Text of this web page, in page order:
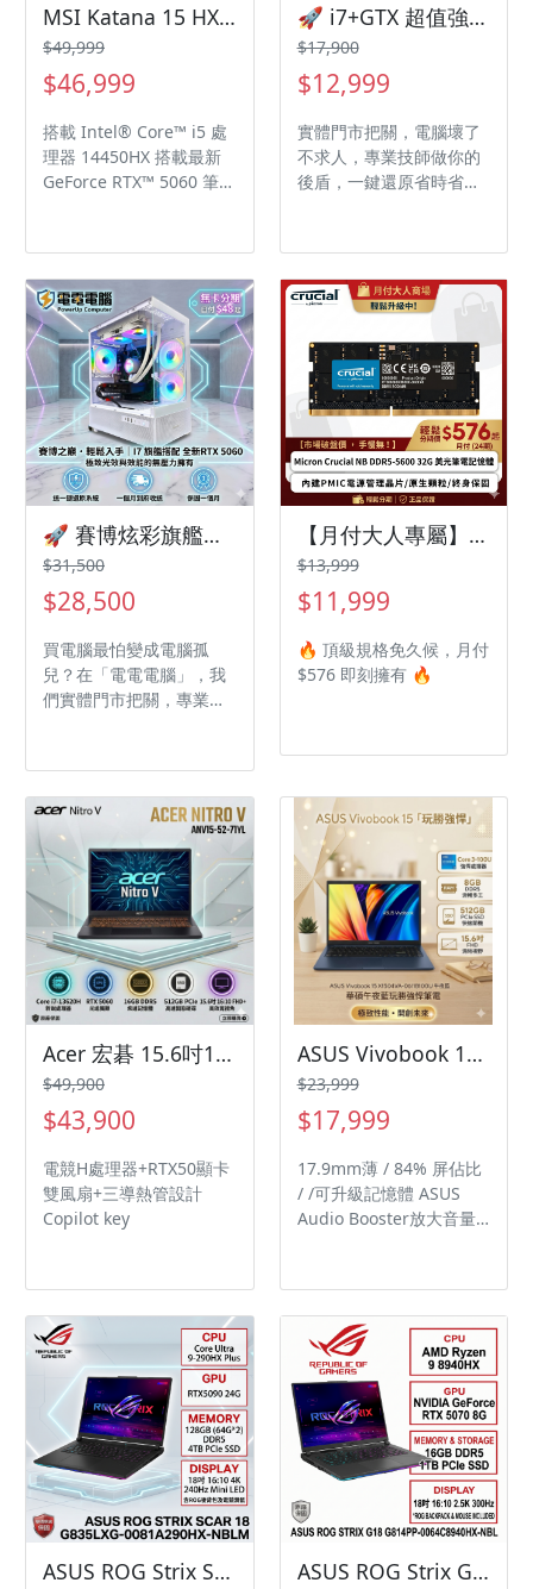
MSI Katana 15 HX B14WFK-897TW 微星炫彩戰鬥款電競筆電/i5-14450HX/RTX5060 8G/16GB DDR5/1TB PCIe/15.6吋 FHD 144Hz/W11/四區RGB背光電競鍵盤🎈送保護套/滑鼠墊/鍵盤膜🎈
$49,999
$46,999
搭載 Intel® Core™ i5 處
理器 14450HX 搭載最新
GeForce RTX™ 5060 筆記
144Hz更新率, IPS等級電
競面板
🚀 i7+GTX 超值強機，23元日付，入手即戰力！電電電腦專業整新，安心有保障！🚀
$17,900
$12,999
實體門市把關，電腦壞了
不求人，專業技師做你的
後盾，一鍵還原省時省
新與測試，讓您買得安
心，用得放心！
🚀 賽博炫彩旗艦：RGB水冷 i7 搭配 RTX 5060，極致效能輕鬆擁有！ 🚀
$31,500
$28,500
買電腦最怕變成電腦孤
兒？在「電電電腦」，我
們實體門市把關，專業技
廠的主機，都經過24小時
嚴格高壓燒機測試與零件
健康診斷。不僅提供極致
美觀的整線工藝，更隨機
附贈「一鍵還原系統」
——電腦壞了不求人，省
時省力一鍵恢復！ 實體門
市把關：我們是有溫度的
實體門市，專業技師團隊
隨時為您服務。 專業客服
隨時在線：LINE (ID:
@377FIPFN) 專業技師給
予最即時的支援。 無憂保
障：保固一個月 + 一個月
到府收送服務。
【月付大人專屬】升級無負擔！Micron 美光 Crucial NB DDR5-5600 32G 筆電記憶體
$13,999
$11,999
🔥 頂級規格免久候，月付
$576 即刻擁有 🔥
Acer 宏碁 15.6吋13代i7輕薄電競筆電(Nitro V/ANV15-52-71YL/i7-13620H/16G/512G/RTX5060/W11)
$49,900
$43,900
電競H處理器+RTX50顯卡
雙風扇+三導熱管設計
Copilot key
ASUS Vivobook 15 X1504VA-0611B100U 午夜藍 華碩玩勝強悍筆電/Core 3-100U/8GB DDR5/512GB PCIe/15.6吋 FHD/W11
$23,999
$17,999
17.9mm薄 / 84% 屏佔比
/ /可升級記憶體 ASUS
Audio Booster放大音量
理技術
ASUS ROG Strix SCAR 18 G835LXG-0081A290HX-NBLM 闇夜黑 華碩旗艦滿血版電競筆電/Ultra 9-290HX Plus/RTX5090 24G/128GB(64G*2)DDR5/4TB PCIe/18吋 16:10 4K 240Hz Mini LED/W11/含ROG後背包及電競滑鼠 ASUS ROG Strix G18 G814PP-0064C8940HX-NBL 幻潮黑 華碩旗艦滿血版電競筆電/R9-8940HX/RTX5070 8G/16GB DDR5/1TB PCIe/18吋 16:10 2.5K 300Hz/W11/含ROG後背包及電競滑鼠